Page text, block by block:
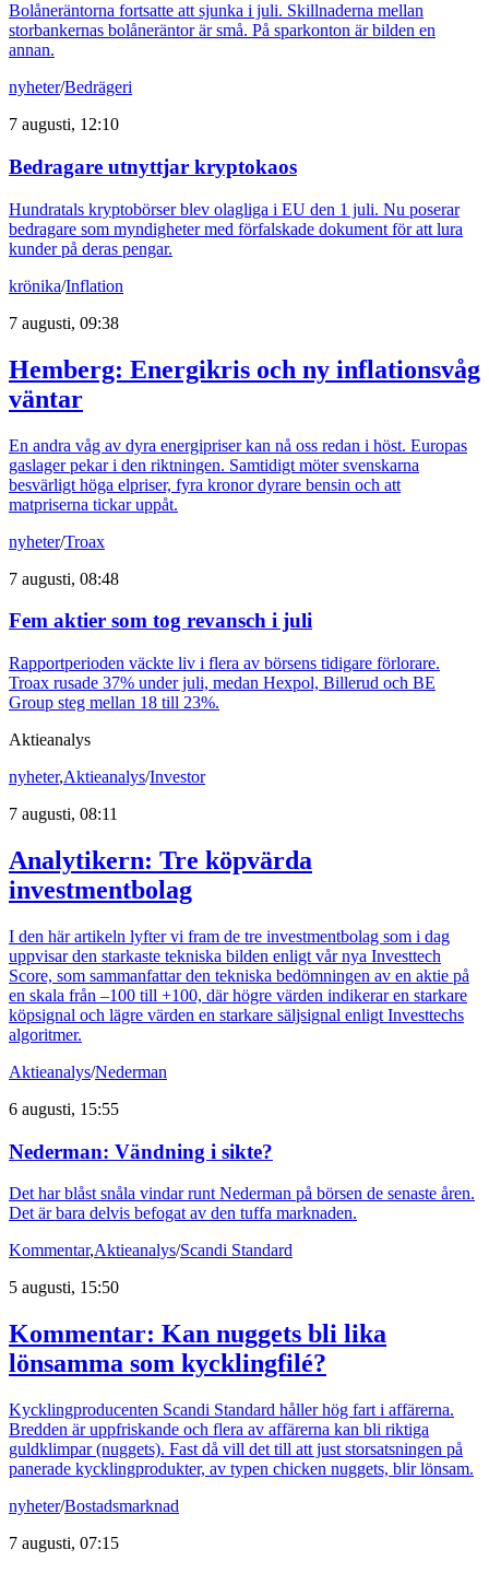
Bolåneräntorna fortsatte att sjunka i juli. Skillnaderna mellan
storbankernas bolåneräntor är små. På sparkonton är bilden en
annan.
nyheter/Bedrägeri
7 augusti, 12:10
Bedragare utnyttjar kryptokaos
Hundratals kryptobörser blev olagliga i EU den 1 juli. Nu poserar
bedragare som myndigheter med förfalskade dokument för att lura
kunder på deras pengar.
krönika/Inflation
7 augusti, 09:38
Hemberg: Energikris och ny inflationsvåg
väntar
En andra våg av dyra energipriser kan nå oss redan i höst. Europas
gaslager pekar i den riktningen. Samtidigt möter svenskarna
besvärligt höga elpriser, fyra kronor dyrare bensin och att
matpriserna tickar uppåt.
nyheter/Troax
7 augusti, 08:48
Fem aktier som tog revansch i juli
Rapportperioden väckte liv i flera av börsens tidigare förlorare.
Troax rusade 37% under juli, medan Hexpol, Billerud och BE
Group steg mellan 18 till 23%.
Aktieanalys
nyheter,Aktieanalys/Investor
7 augusti, 08:11
Analytikern: Tre köpvärda
investmentbolag
I den här artikeln lyfter vi fram de tre investmentbolag som i dag
uppvisar den starkaste tekniska bilden enligt vår nya Investtech
Score, som sammanfattar den tekniska bedömningen av en aktie på
en skala från –100 till +100, där högre värden indikerar en starkare
köpsignal och lägre värden en starkare säljsignal enligt Investtechs
algoritmer.
Aktieanalys/Nederman
6 augusti, 15:55
Nederman: Vändning i sikte?
Det har blåst snåla vindar runt Nederman på börsen de senaste åren.
Det är bara delvis befogat av den tuffa marknaden.
Kommentar,Aktieanalys/Scandi Standard
5 augusti, 15:50
Kommentar: Kan nuggets bli lika
lönsamma som kycklingfilé?
Kycklingproducenten Scandi Standard håller hög fart i affärerna.
Bredden är uppfriskande och flera av affärerna kan bli riktiga
guldklimpar (nuggets). Fast då vill det till att just storsatsningen på
panerade kycklingprodukter, av typen chicken nuggets, blir lönsam.
nyheter/Bostadsmarknad
7 augusti, 07:15